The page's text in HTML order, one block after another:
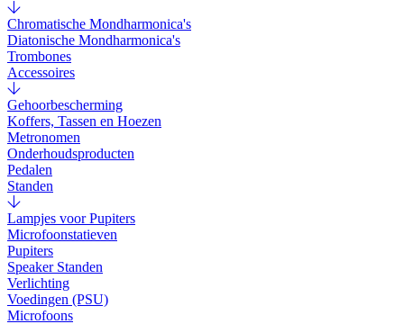
Chromatische Mondharmonica's
Diatonische Mondharmonica's
Trombones
Accessoires
Gehoorbescherming
Koffers, Tassen en Hoezen
Metronomen
Onderhoudsproducten
Pedalen
Standen
Lampjes voor Pupiters
Microfoonstatieven
Pupiters
Speaker Standen
Verlichting
Voedingen (PSU)
Microfoons